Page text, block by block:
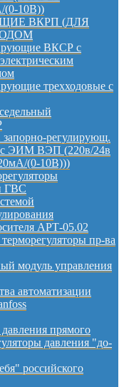
(0-10В))
ВКРП (ДЛЯ
ВКСР с
трехходовые с
запорно-регулирующ.
с ЭИМ ВЭП (220в/24в
(0-10В)))
ГВС
АРТ-05.02
пр-ва
модуль управления
автоматизации
прямого
давления "до-
российского